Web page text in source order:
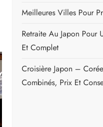
Rechercher :
NOS
Pourboire Au Japon :